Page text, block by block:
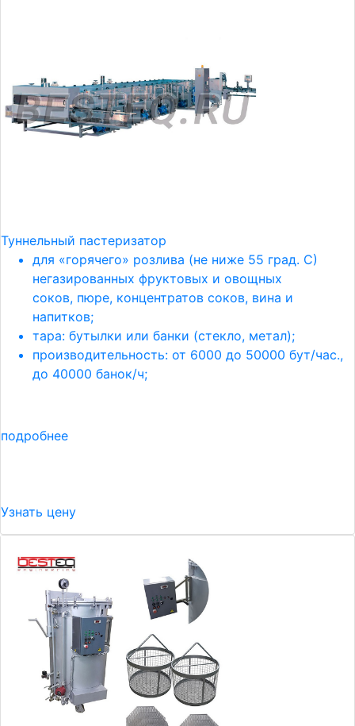
Туннельный пастеризатор
для «горячего» розлива (не ниже 55 град. С)
негазированных фруктовых и овощных
соков, пюре, концентратов соков, вина и
напитков;
тара: бутылки или банки (стекло, метал);
производительность: от 6000 до 50000 бут/час.,
до 40000 банок/ч;
подробнее
Узнать цену